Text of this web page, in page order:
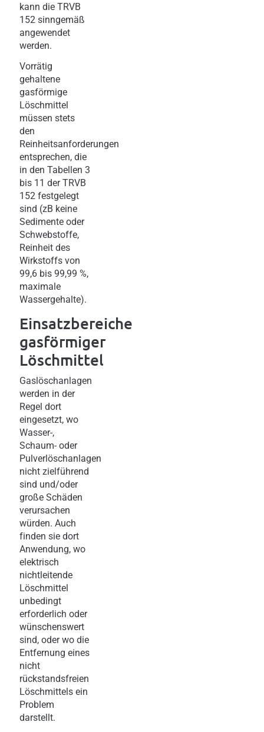
kann die TRVB
152 sinngemäß
angewendet
werden.
Vorrätig
gehaltene
gasförmige
Löschmittel
müssen stets
den
Reinheitsanforderungen
entsprechen, die
in den Tabellen 3
bis 11 der TRVB
152 festgelegt
sind (zB keine
Sedimente oder
Schwebstoffe,
Reinheit des
Wirkstoffs von
99,6 bis 99,99 %,
maximale
Wassergehalte).
Einsatzbereiche
gasförmiger
Löschmittel
Gaslöschanlagen
werden in der
Regel dort
eingesetzt, wo
Wasser-,
Schaum- oder
Pulverlöschanlagen
nicht zielführend
sind und/oder
große Schäden
verursachen
würden. Auch
finden sie dort
Anwendung, wo
elektrisch
nichtleitende
Löschmittel
unbedingt
erforderlich oder
wünschenswert
sind, oder wo die
Entfernung eines
nicht
rückstandsfreien
Löschmittels ein
Problem
darstellt.